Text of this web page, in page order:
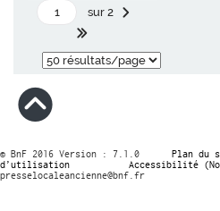
sur 2
© BnF 2016 Version : 7.1.0 Plan du
d’utilisation
Accessibilité
presselocaleancienne@bnf.fr